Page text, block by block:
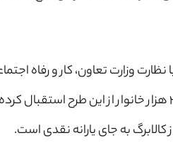
که از ۱۵ اسفندماه با نظارت وزارت تعاون،
است، اما طبق اعلام رسمی تا کنون تنها ۳۵۰ هزار
به جای یارانه نقدی است.